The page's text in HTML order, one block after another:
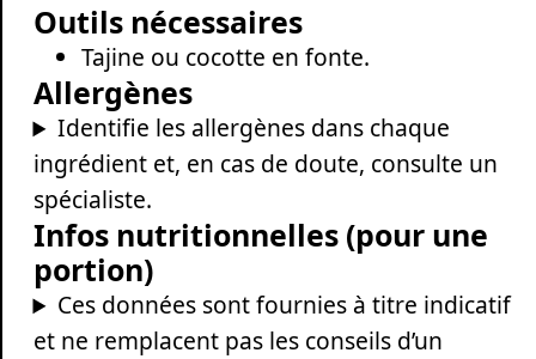
Outils nécessaires
Tajine ou cocotte en fonte.
Allergènes
Identifie les allergènes dans chaque
ingrédient et, en cas de doute, consulte un
spécialiste.
Infos nutritionnelles (pour une
portion)
Ces données sont fournies à titre indicatif
et ne remplacent pas les conseils d’un